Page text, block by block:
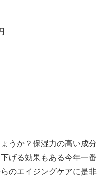
うか？保湿力の高い成分
げる効果もある今年一番
のエイジングケアに是非